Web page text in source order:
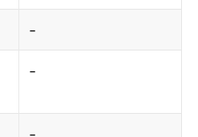
-
-